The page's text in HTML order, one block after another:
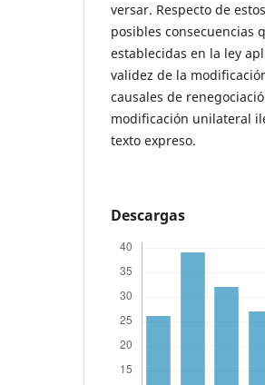
versar. Respecto de
posibles consecuencias
establecidas en la ley
validez de la
causales de
modificación unilateral
texto expreso.
Descargas